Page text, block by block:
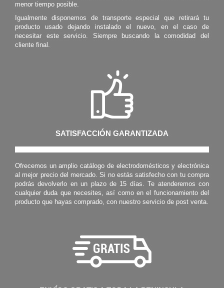
menor tiempo posible.
Igualmente disponemos de transporte especial que retirará tu
producto usado dejando instalado el nuevo, en el caso de
necesitar este servicio. Siempre buscando la comodidad del
cliente final.
SATISFACCIÓN GARANTIZADA
Ofrecemos un amplio catálogo de electrodomésticos y electrónica
al mejor precio del mercado. Si no estás satisfecho con tu compra
podrás devolverlo en un plazo de 15 días. Te atenderemos con
cualquier duda que necesites, así como en el funcionamiento del
producto que hayas comprado, con nuestro servicio de post venta.